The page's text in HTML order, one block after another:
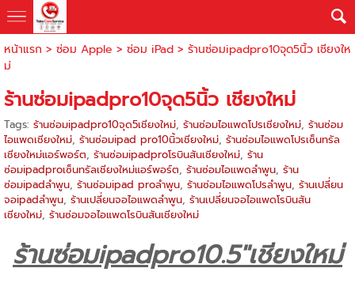
หน้าแรก > ซ่อม Apple > ซ่อม iPad> ร้านซ่อมipadpro10จุด5นิ้ว เชียงให
ม่
ร้านซ่อมipadpro10จุด5นิ้ว เชียงใหม่
Tags: ร้านซ่อมipadpro10จุด5เชียงใหม่, ร้านซ่อมไอแพดโปรเชียงใหม่, ร้านซ่อม
ไอแพดเชียงใหม่, ร้านซ่อมipad pro10นิ้วเชียงใหม่, ร้านซ่อมไอแพดโปรเซ็นทรัล
เชียงใหม่แอร์พอร์ต, ร้านซ่อมipadproโรบินสันเชียงใหม่, ร้าน
ซ่อมipadproเซ็นทรัลเชียงใหม่แอร์พอร์ต, ร้านซ่อมไอแพดลำพูน, ร้าน
ซ่อมipadลำพูน, ร้านซ่อมipad proลำพูน, ร้านซ่อมไอแพดโปรลำพูน, ร้านเปลี่ยน
จอipadลำพูน, ร้านเปลี่ยนจอไอแพดลำพูน, ร้านเปลี่ยนจอไอแพดโรบินสัน
เชียงใหม่, ร้านซ่อมจอไอแพดโรบินสันเชียงใหม่
ร้านซ่อมipadpro10.5"เชียงใหม่